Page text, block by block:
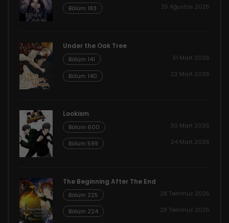
Bölüm 183 25 Ağustos 2025
Under the Oak Tree
Bölüm 141 31 Mart 2026
Bölüm 140 22 Mart 2026
Lookism
Bölüm 600 30 Mart 2026
Bölüm 599 24 Mart 2026
The Beginning After The End
Bölüm 225 28 Temmuz 2025
Bölüm 224 28 Temmuz 2025